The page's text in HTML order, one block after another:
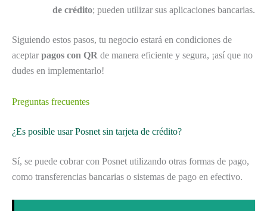
de crédito; pueden utilizar sus aplicaciones bancarias.
Siguiendo estos pasos, tu negocio estará en condiciones de
aceptar pagos con QR de manera eficiente y segura, ¡así que no
dudes en implementarlo!
Preguntas frecuentes
¿Es posible usar Posnet sin tarjeta de crédito?
Sí, se puede cobrar con Posnet utilizando otras formas de pago,
como transferencias bancarias o sistemas de pago en efectivo.